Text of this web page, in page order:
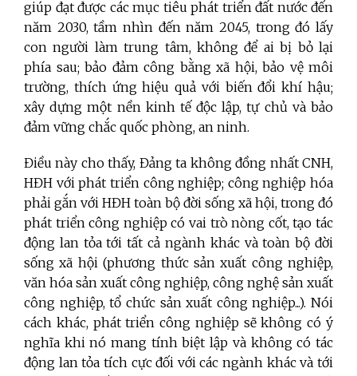
giúp đạt được các mục tiêu phát triển đất nước đến
năm 2030, tầm nhìn đến năm 2045, trong đó lấy
con người làm trung tâm, không để ai bị bỏ lại
phía sau; bảo đảm công bằng xã hội, bảo vệ môi
trường, thích ứng hiệu quả với biến đổi khí hậu;
xây dựng một nền kinh tế độc lập, tự chủ và bảo
đảm vững chắc quốc phòng, an ninh.
Điều này cho thấy, Đảng ta không đồng nhất CNH,
HĐH với phát triển công nghiệp; công nghiệp hóa
phải gắn với HĐH toàn bộ đời sống xã hội, trong đó
phát triển công nghiệp có vai trò nòng cốt, tạo tác
động lan tỏa tới tất cả ngành khác và toàn bộ đời
sống xã hội (phương thức sản xuất công nghiệp,
văn hóa sản xuất công nghiệp, công nghệ sản xuất
công nghiệp, tổ chức sản xuất công nghiệp...). Nói
cách khác, phát triển công nghiệp sẽ không có ý
nghĩa khi nó mang tính biệt lập và không có tác
động lan tỏa tích cực đối với các ngành khác và tới